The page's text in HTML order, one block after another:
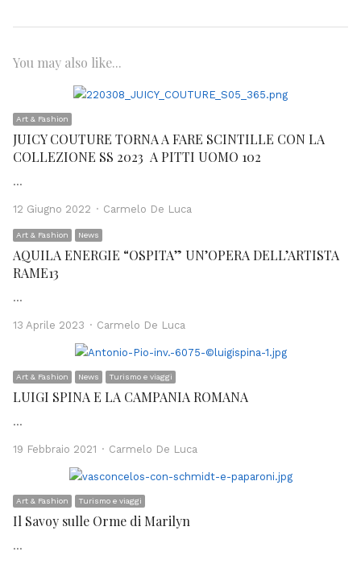
You may also like...
Art & Fashion
JUICY COUTURE TORNA A FARE SCINTILLE CON LA
COLLEZIONE SS 2023 A PITTI UOMO 102
…
12 Giugno 2022 Author
Carmelo De Luca
Art & Fashion News
AQUILA ENERGIE “OSPITA” UN’OPERA DELL’ARTISTA
RAME13
…
13 Aprile 2023 Author
Carmelo De Luca
Art & Fashion News Turismo e viaggi
LUIGI SPINA E LA CAMPANIA ROMANA
…
19 Febbraio 2021 Author
Carmelo De Luca
Art & Fashion Turismo e viaggi
Il Savoy sulle Orme di Marilyn
…